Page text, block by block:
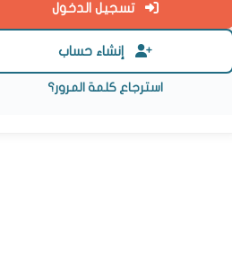
تسجيل الدخول
إنشاء حساب
استرجاع كلمة المرور؟